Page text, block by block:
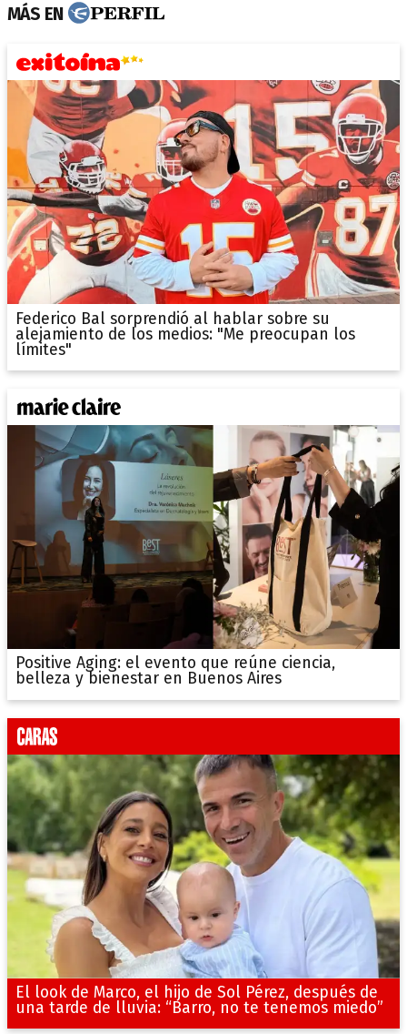
MÁS EN
Federico Bal sorprendió al hablar sobre su
alejamiento de los medios: "Me preocupan los
límites"
Positive Aging: el evento que reúne ciencia,
belleza y bienestar en Buenos Aires
El look de Marco, el hijo de Sol Pérez, después de
una tarde de lluvia: “Barro, no te tenemos miedo”